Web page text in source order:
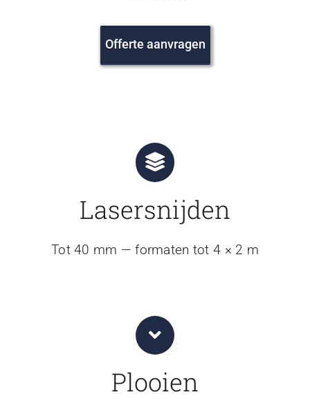
Offerte aanvragen
Lasersnijden
Tot 40 mm — formaten tot 4 × 2 m
Plooien